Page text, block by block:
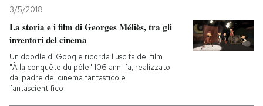
3/5/2018
La storia e i film di Georges Méliès, tra gli
inventori del cinema
Un doodle di Google ricorda l'uscita del film
"À la conquête du pôle" 106 anni fa, realizzato
dal padre del cinema fantastico e
fantascientifico